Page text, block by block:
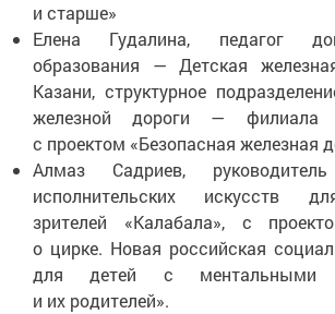
и старше»
Елена Гудалина, педагог
образования — Детская
Казани, структурное
железной дороги —
с проектом «Безопасная железная
Алмаз Садриев,
исполнительских искусств
зрителей «Калабала», с
о цирке. Новая российская
для детей с ментальными
и их родителей».